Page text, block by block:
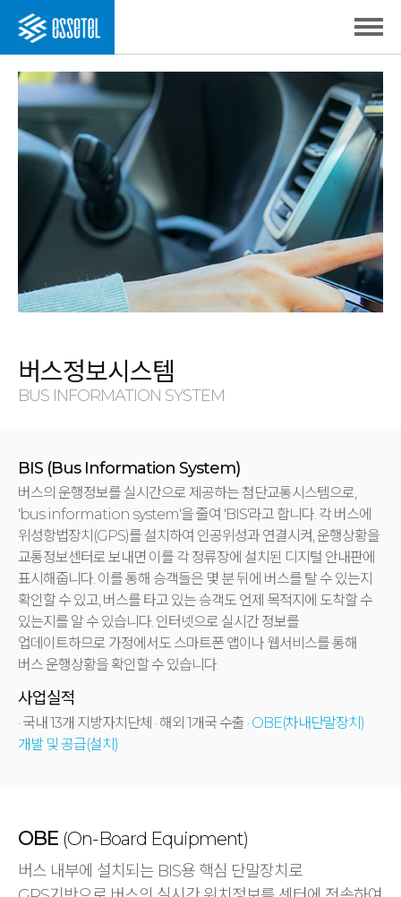
버스정보시스템
BUS INFORMATION SYSTEM
BIS (Bus Information System)
버스의 운행정보를 실시간으로 제공하는 첨단교통시스템으로,
'bus information system'을 줄여 'BIS'라고 합니다. 각 버스에
위성항법장치(GPS)를 설치하여 인공위성과 연결시켜, 운행상황을
교통정보센터로 보내면 이를 각 정류장에 설치된 디지털 안내판에
표시해줍니다. 이를 통해 승객들은 몇 분 뒤에 버스를 탈 수 있는지
확인할 수 있고, 버스를 타고 있는 승객도 언제 목적지에 도착할 수
있는지를 알 수 있습니다. 인터넷으로 실시간 정보를
업데이트하므로 가정에서도 스마트폰 앱이나 웹서비스를 통해
버스 운행상황을 확인할 수 있습니다.
사업실적
· 국내 13개 지방자치단체 · 해외 1개국 수출 · OBE(차내단말장치)
개발 및 공급(설치)
OBE (On-Board Equipment)
버스 내부에 설치되는 BIS용 핵심 단말장치로